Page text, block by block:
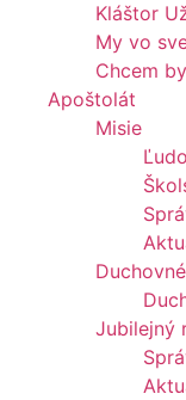
Kláštor
My vo
Chcem
Apoštolát
Misie
Jubilejný